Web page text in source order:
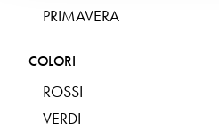
PRIMAVERA
COLORI
ROSSI
VERDI